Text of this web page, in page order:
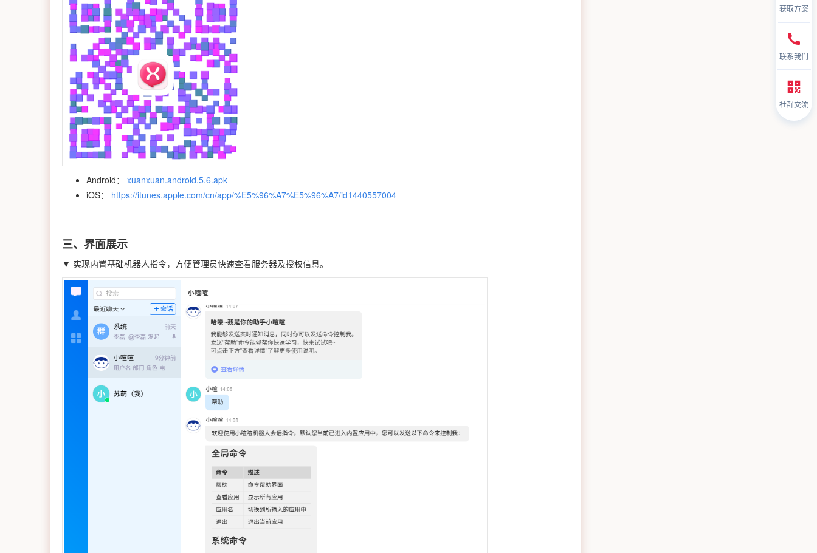
Android： xuanxuan.android.5.6.apk
iOS： https://itunes.apple.com/cn/app/%E5%96%A7%E5%96%A7/id1440557004
三、界面展示
▼ 实现内置基础机器人指令，方便管理员快速查看服务器及授权信息。
获取方案
联系我们
社群交流